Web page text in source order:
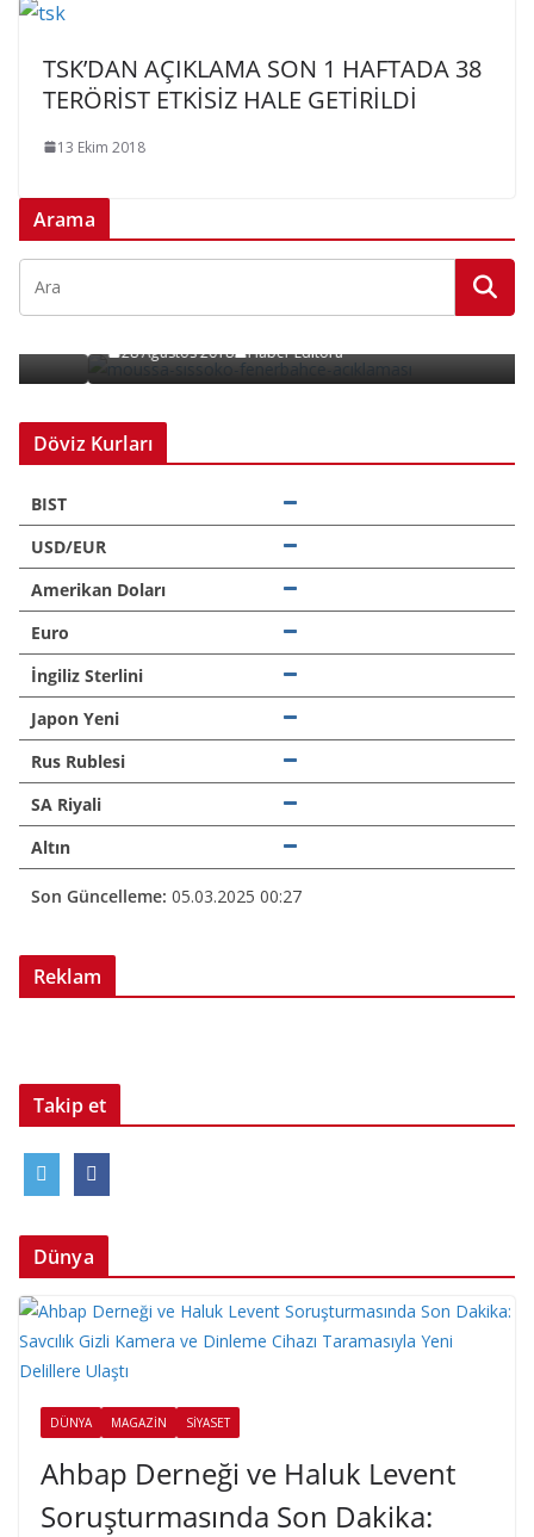
TSK’DAN AÇIKLAMA SON 1 HAFTADA 38
TERÖRİST ETKİSİZ HALE GETİRİLDİ
13 Ekim 2018
Arama
Moussa Sissoko’la Bir İlişkimiz Yok!
28 Ağustos 2018 Haber Editörü
Döviz Kurları
BIST
USD/EUR
Amerikan Doları
Euro
İngiliz Sterlini
Japon Yeni
Rus Rublesi
SA Riyali
Altın
Son Güncelleme: 05.03.2025 00:27
Reklam
Takip et
Dünya
DÜNYA MAGAZIN SIYASET
Ahbap Derneği ve Haluk Levent
Soruşturmasında Son Dakika: